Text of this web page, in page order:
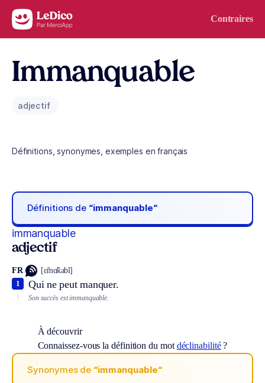
Aller au contenu Contraires
Immanquable
adjectif
Définitions, synonymes, exemples en français
Définitions de “immanquable“
immanquable
adjectif
FR [ɛ̃mɑ̃kabl]
Qui ne peut manquer.
1
Son succès est immanquable.
À découvrir
Connaissez-vous la définition du mot déclinabilité?
Synonymes de “immanquable“